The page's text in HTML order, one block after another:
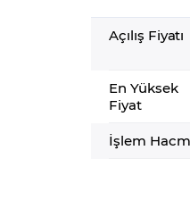
Açılış Fiyatı
En Yüksek
Fiyat
İşlem